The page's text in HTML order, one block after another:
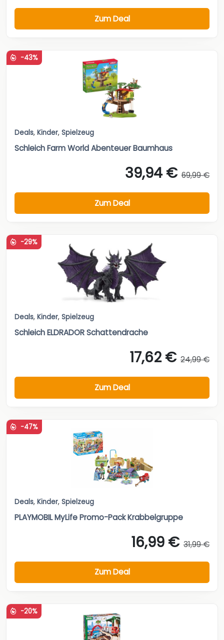
Zum Deal
-43%
Deals, Kinder, Spielzeug
Schleich Farm World Abenteuer Baumhaus
39,94 € 69,99 €
Zum Deal
-29%
Deals, Kinder, Spielzeug
Schleich ELDRADOR Schattendrache
17,62 € 24,99 €
Zum Deal
-47%
Deals, Kinder, Spielzeug
PLAYMOBIL MyLife Promo-Pack Krabbelgruppe
16,99 € 31,99 €
Zum Deal
-20%